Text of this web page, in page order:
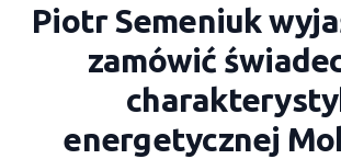
Piotr Semeniuk
zamówić
energetycznej